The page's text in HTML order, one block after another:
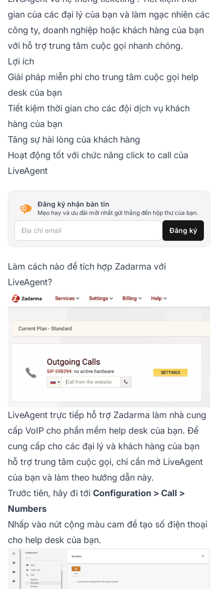
gian của các đại lý của bạn và làm ngạc nhiên các
công ty, doanh nghiệp hoặc khách hàng của bạn
với hỗ trợ trung tâm cuộc gọi nhanh chóng.
Lợi ích
Giải pháp miễn phí cho trung tâm cuộc gọi help
desk của bạn
Tiết kiệm thời gian cho các đội dịch vụ khách
hàng của bạn
Tăng sự hài lòng của khách hàng
Hoạt động tốt với chức năng click to call của
LiveAgent
Đăng ký nhận bản tin
Mẹo hay và ưu đãi mới nhất gửi thẳng đến hộp thư của bạn.
Địa chỉ email Đăng ký
Làm cách nào để tích hợp Zadarma với
LiveAgent?
LiveAgent trực tiếp hỗ trợ Zadarma làm nhà cung
cấp VoIP cho phần mềm help desk của bạn. Để
cung cấp cho các đại lý và khách hàng của bạn
hỗ trợ trung tâm cuộc gọi, chỉ cần mở LiveAgent
của bạn và làm theo hướng dẫn này.
Trước tiên, hãy đi tới Configuration > Call >
Numbers
Nhấp vào nút cộng màu cam để tạo số điện thoại
cho help desk của bạn.